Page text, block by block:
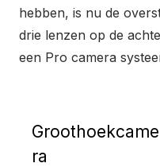
hebben, is nu de
drie lenzen op de
een Pro camera
Groothoekcame
ra